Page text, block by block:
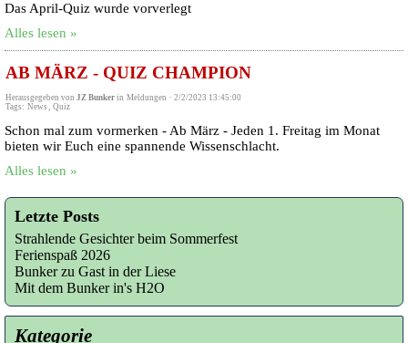
Das April-Quiz wurde vorverlegt
Alles lesen »
AB MÄRZ - QUIZ CHAMPION
Herausgegeben von JZ Bunker in Meldungen · 2/2/2023 13:45:00
Tags: News , Quiz
Schon mal zum vormerken - Ab März - Jeden 1. Freitag im Monat
bieten wir Euch eine spannende Wissenschlacht.
Alles lesen »
Letzte Posts
Strahlende Gesichter beim Sommerfest
Ferienspaß 2026
Bunker zu Gast in der Liese
Mit dem Bunker in's H2O
Kategorie